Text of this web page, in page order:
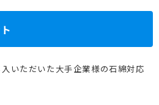
いただいた大手企業様の石綿対応